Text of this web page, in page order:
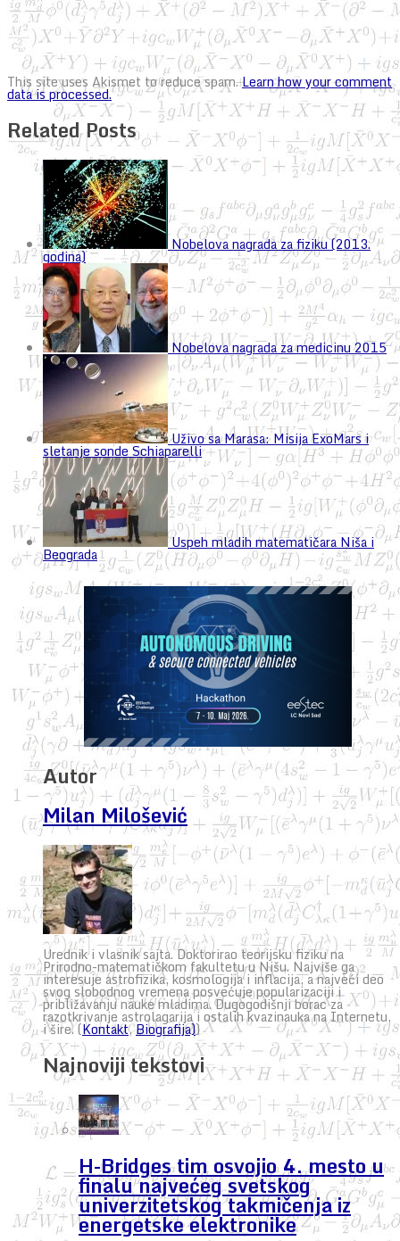
This site uses Akismet to reduce spam.Learn how your comment
data is processed.
Related Posts
Nobelova nagrada za fiziku (2013.
godina)
Nobelova nagrada za medicinu 2015
Uživo sa Marasa: Misija ExoMars i
sletanje sonde Schiaparelli
Uspeh mladih matematičara Niša i
Beograda
Autor
Milan Milošević
Urednik i vlasnik sajta. Doktorirao teorijsku fiziku na
Prirodno-matematičkom fakultetu u Nišu. Najviše ga
interesuje astrofizika, kosmologija i inflacija, a najveći deo
svog slobodnog vremena posvećuje popularizaciji i
približavanju nauke mladima. Dugogodišnji borac za
razotkrivanje astrolagarija i ostalih kvazinauka na Internetu,
i šire. (Kontakt,Biografija))
Najnoviji tekstovi
H-Bridges tim osvojio 4. mesto u
finalu najvećeg svetskog
univerzitetskog takmičenja iz
energetske elektronike